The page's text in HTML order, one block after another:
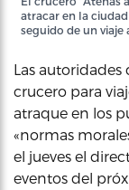
atracar en la
seguido de un
Las
crucero para
atraque en los
«normas
el jueves el
eventos del